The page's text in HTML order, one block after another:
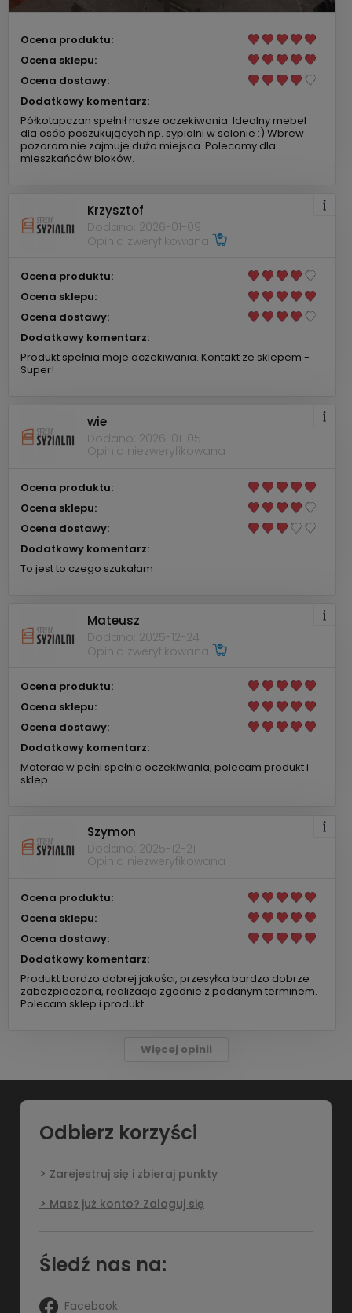
Ocena produktu:
Ocena sklepu:
Ocena dostawy:
Dodatkowy komentarz:
Półkotapczan spełnił nasze oczekiwania. Idealny mebel
dla osób poszukujących np. sypialni w salonie :) Wbrew
pozorom nie zajmuje dużo miejsca. Polecamy dla
mieszkańców bloków.
Krzysztof
Dodano: 2026-01-09
Opinia zweryfikowana
Ocena produktu:
Ocena sklepu:
Ocena dostawy:
Dodatkowy komentarz:
Produkt spełnia moje oczekiwania. Kontakt ze sklepem -
Super!
wie
Dodano: 2026-01-05
Opinia niezweryfikowana
Ocena produktu:
Ocena sklepu:
Ocena dostawy:
Dodatkowy komentarz:
To jest to czego szukałam
Mateusz
Dodano: 2025-12-24
Opinia zweryfikowana
Ocena produktu:
Ocena sklepu:
Ocena dostawy:
Dodatkowy komentarz:
Materac w pełni spełnia oczekiwania, polecam produkt i
sklep.
Szymon
Dodano: 2025-12-21
Opinia niezweryfikowana
Ocena produktu:
Ocena sklepu:
Ocena dostawy:
Dodatkowy komentarz:
Produkt bardzo dobrej jakości, przesyłka bardzo dobrze
zabezpieczona, realizacja zgodnie z podanym terminem.
Polecam sklep i produkt.
Więcej opinii
Odbierz korzyści
Zarejestruj się i zbieraj punkty
Masz już konto? Zaloguj się
Śledź nas na:
Facebook